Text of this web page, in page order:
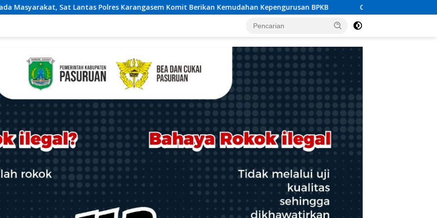
Karangasem Komit Berikan Kemudahan Kepengurusan BPKB Cegah Lakalantas, Personil Polsek Rendang